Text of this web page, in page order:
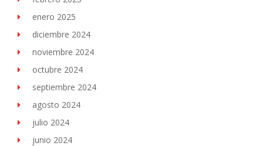
enero 2025
diciembre 2024
noviembre 2024
octubre 2024
septiembre 2024
agosto 2024
julio 2024
junio 2024